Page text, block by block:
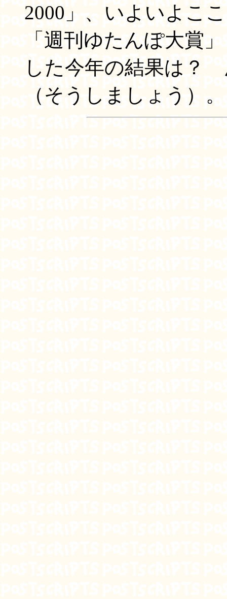
2000」、いよいよこ
「週刊ゆたんぽ大賞
した今年の結果は？
（そうしましょう）。